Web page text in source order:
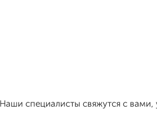
специалисты свяжутся с вами,